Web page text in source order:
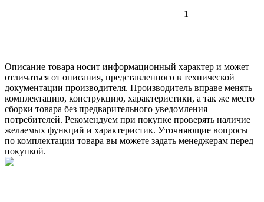
1
Описание товара носит информационный характер и может
отличаться от описания, представленного в технической
документации производителя. Производитель вправе менять
комплектацию, конструкцию, характеристики, а так же место
сборки товара без предварительного уведомления
потребителей. Рекомендуем при покупке проверять наличие
желаемых функций и характеристик. Уточняющие вопросы
по комплектации товара вы можете задать менеджерам перед
покупкой.